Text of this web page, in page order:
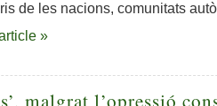
de les nacions, comunitats
»
malgrat l’opressió